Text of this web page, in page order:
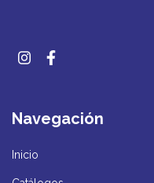
Navegación
Inicio